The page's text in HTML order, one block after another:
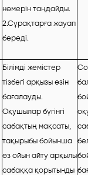
нөмерін таңдайды.
2.Сұрақтарға жауап
береді.
Білімді жемістер
тізбегі арқызы өзін
бағалауды.
Оқушылар бүгінгі
сабақтың мақсаты,
тақырыбы бойынша
өз ойын айту арқылы
сабаққа қорытынды